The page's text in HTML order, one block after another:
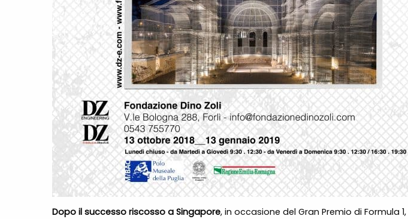
Dopo il successo riscosso a Singapore, in occasione del Gran Premio di Formula 1,